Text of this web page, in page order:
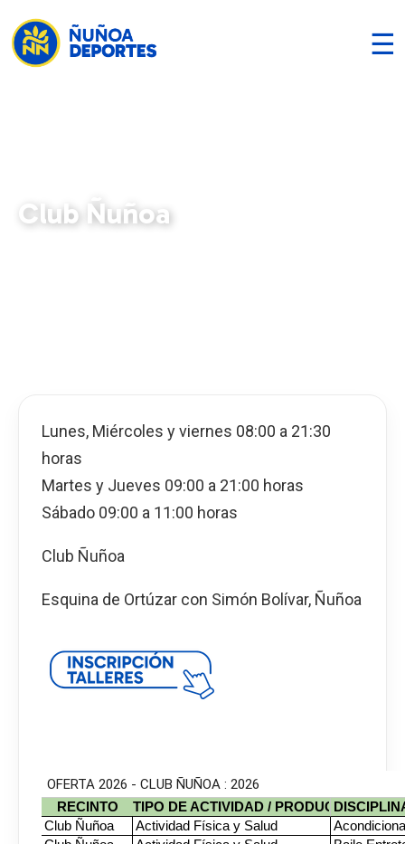
☰
Club Ñuñoa
Lunes, Miércoles y viernes 08:00 a 21:30
horas
Martes y Jueves 09:00 a 21:00 horas
Sábado 09:00 a 11:00 horas
Club Ñuñoa
Esquina de Ortúzar con Simón Bolívar, Ñuñoa